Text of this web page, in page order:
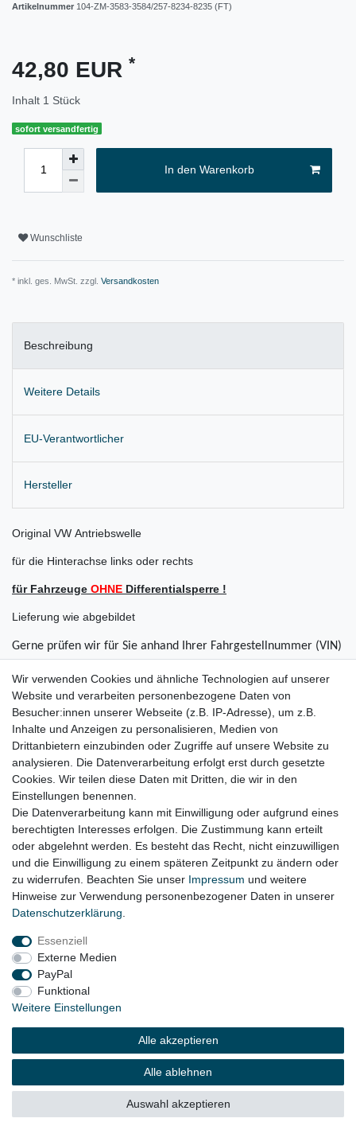
Artikelnummer 104-ZM-3583-3584/257-8234-8235 (FT)
42,80 EUR *
Inhalt 1 Stück
sofort versandfertig
In den Warenkorb
Wunschliste
* inkl. ges. MwSt. zzgl. Versandkosten
Beschreibung
Weitere Details
EU-Verantwortlicher
Hersteller
Original VW Antriebswelle
für die Hinterachse links oder rechts
für Fahrzeuge OHNE Differentialsperre !
Lieferung wie abgebildet
Gerne prüfen wir für Sie anhand Ihrer Fahrgestellnummer (VIN)
ob der Artikel bei Ihrem Fahrzeug passt
für:
VW Touareg 7L Bj. 2002 - 2010 (alle V6 Motoren)
VW Touareg 7L Bj. 05.2005 - 2010 (alle 8-Zylinder Motoren)
VW Touareg 7L Bj. 09.2006 - 2010 (alle V10 und W12 Motoren)
Lieferzeit etwa 1 bis 3 Werktage
Wir verwenden Cookies und ähnliche Technologien auf unserer
Website und verarbeiten personenbezogene Daten von
Besucher:innen unserer Webseite (z.B. IP-Adresse), um z.B.
Inhalte und Anzeigen zu personalisieren, Medien von
Drittanbietern einzubinden oder Zugriffe auf unsere Website zu
analysieren. Die Datenverarbeitung erfolgt erst durch gesetzte
Cookies. Wir teilen diese Daten mit Dritten, die wir in den
Einstellungen benennen.
Die Datenverarbeitung kann mit Einwilligung oder aufgrund eines
berechtigten Interesses erfolgen. Die Zustimmung kann erteilt
oder abgelehnt werden. Es besteht das Recht, nicht einzuwilligen
und die Einwilligung zu einem späteren Zeitpunkt zu ändern oder
zu widerrufen. Beachten Sie unser Impressum und weitere
Hinweise zur Verwendung personenbezogener Daten in unserer
Daten­schutz­erklärung
Essenziell
Externe Medien
PayPal
Funktional
Weitere Einstellungen
Alle akzeptieren
Alle ablehnen
Auswahl akzeptieren
Impressum
Widerrufs­recht
© Copyright 2026 | Alle Rechte vorbehalten.